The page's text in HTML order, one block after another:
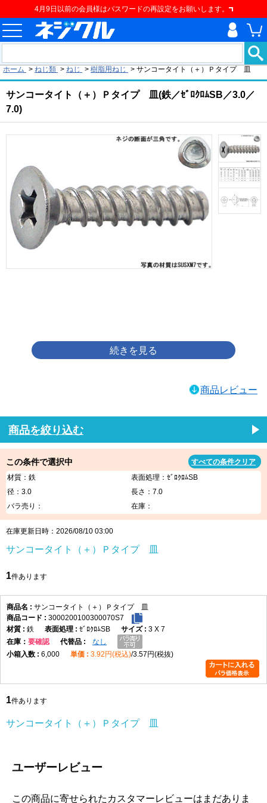
4月9日以前の会員様はパスワードの再設定をお願いします。
ホーム > ねじ類 > ねじ > 樹脂用ねじ > サンコータイト（＋）Ｐタイプ 皿
サンコータイト（＋）Ｐタイプ 皿(鉄／ｾﾞﾛｸﾛﾑSB／3.0／
7.0)
商品レビュー
商品を絞り込む
この条件で選択中
すべての条件クリア
材質：鉄
表面処理：ｾﾞﾛｸﾛﾑSB
径：3.0
長さ：7.0
バラ売り：
在庫：
在庫更新日時：2026/08/10 03:00
サンコータイト（＋）Ｐタイプ 皿
1件あります
サンコータイト（＋）Ｐタイプ 皿
3000200100300070S7
鉄
ｾﾞﾛｸﾛﾑSB
3 X 7
在庫
要確認
なし
6,000
3.92円(税込) 3.57円(税抜)
1件あります
サンコータイト（＋）Ｐタイプ 皿
ユーザーレビュー
この商品に寄せられたカスタマーレビューはまだありま